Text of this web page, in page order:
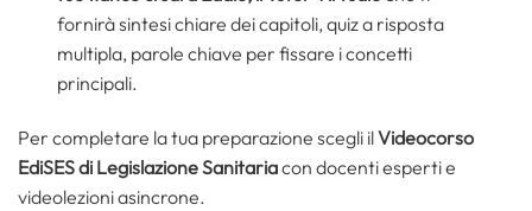
fornirà sintesi chiare dei capitoli, quiz a risposta
multipla, parole chiave per fissare i concetti
principali.
Per completare la tua preparazione scegli ilVideocorso
EdiSES di Legislazione Sanitariacon docenti esperti e
videolezioni asincrone.